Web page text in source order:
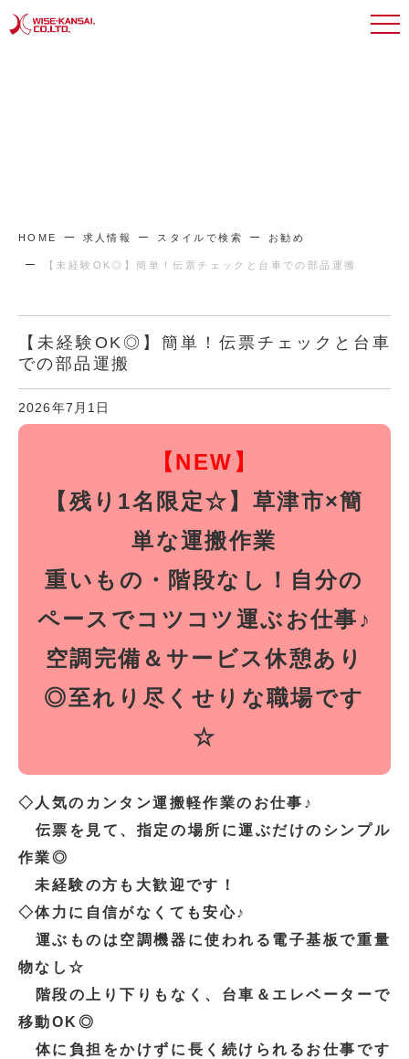
HOME 求人情報 スタイルで検索 お勧め
【未経験OK◎】簡単！伝票チェックと台車での部品運搬
【未経験OK◎】簡単！伝票チェックと台車
での部品運搬
2026年7月1日
【NEW】
【残り1名限定☆】草津市×簡
単な運搬作業
重いもの・階段なし！自分の
ペースでコツコツ運ぶお仕事♪
空調完備＆サービス休憩あり
◎至れり尽くせりな職場です
☆
◇人気のカンタン運搬軽作業のお仕事♪
伝票を見て、指定の場所に運ぶだけのシンプル
作業◎
未経験の方も大歓迎です！
◇体力に自信がなくても安心♪
運ぶものは空調機器に使われる電子基板で重量
物なし☆
階段の上り下りもなく、台車＆エレベーターで
移動OK◎
体に負担をかけずに長く続けられるお仕事です